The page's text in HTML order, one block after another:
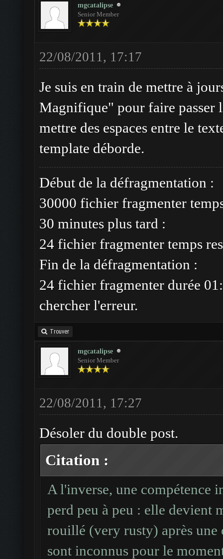
mgcatalipse
Senior Member
22/08/2011, 17:17
Je suis en train de mettre à
Magnifique" pour faire passer
mettre des espaces entre le
template déborde.
Début de la défragmentation :
30000 fichier fragmenter
30 minutes plus tard :
24 fichier fragmenter temps
Fin de la défragmentation :
24 fichier fragmenter durée
chercher l'erreur.
Trouver
mgcatalipse
Senior Member
22/08/2011, 17:27
Désoler du double post.
Citation :
A l'inverse, une compétence
perd peu à peu : elle devient
rouillé (very rusty) après une
sont inconnus pour le